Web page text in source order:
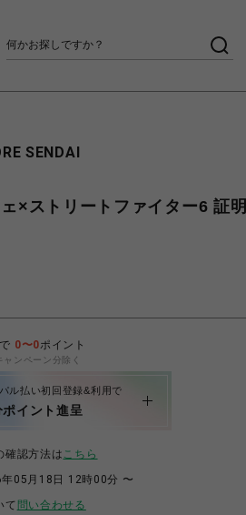
SENDAI
×ストリートファイター6 証
0〜0ポイント
ンペーン分除く
ル払い初回登録&利用で
イント進呈
確認方法はこちら
05月18日 12時00分 〜
て 問い合わせる